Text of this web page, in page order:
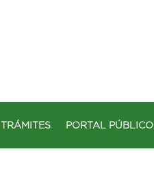
TRÁMITES PORTAL PÚBLICO